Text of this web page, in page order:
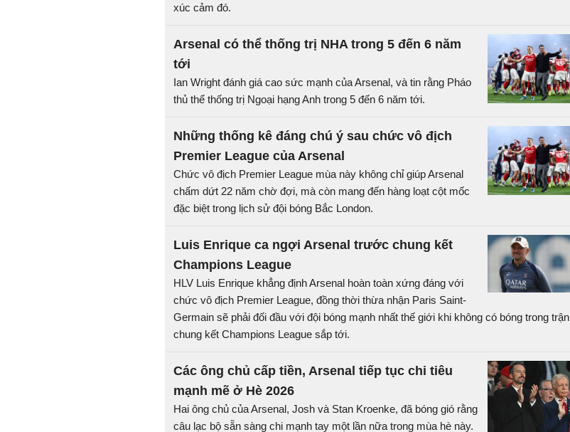
xúc cảm đó.
Arsenal có thể thống trị NHA trong 5 đến 6 năm
tới
Ian Wright đánh giá cao sức mạnh của Arsenal, và tin rằng Pháo
thủ thể thống trị Ngoại hạng Anh trong 5 đến 6 năm tới.
Những thống kê đáng chú ý sau chức vô địch
Premier League của Arsenal
Chức vô địch Premier League mùa này không chỉ giúp Arsenal
chấm dứt 22 năm chờ đợi, mà còn mang đến hàng loạt cột mốc
đặc biệt trong lịch sử đội bóng Bắc London.
Luis Enrique ca ngợi Arsenal trước chung kết
Champions League
HLV Luis Enrique khẳng định Arsenal hoàn toàn xứng đáng với
chức vô địch Premier League, đồng thời thừa nhận Paris Saint-
Germain sẽ phải đối đầu với đội bóng mạnh nhất thế giới khi không có bóng trong trận
chung kết Champions League sắp tới.
Các ông chủ cấp tiền, Arsenal tiếp tục chi tiêu
mạnh mẽ ở Hè 2026
Hai ông chủ của Arsenal, Josh và Stan Kroenke, đã bóng gió rằng
câu lạc bộ sẵn sàng chi mạnh tay một lần nữa trong mùa hè này.